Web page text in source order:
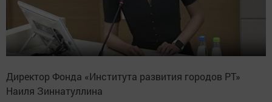
Директор Фонда «Института развития городов РТ»
Наиля Зиннатуллина